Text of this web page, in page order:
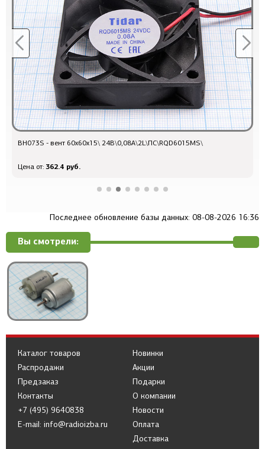
ВН073S - вент 60x60x15\ 24В\0,08А\2L\ПС\RQD6015MS\
Цена от: 362.4 руб.
Последнее обновление базы данных: 08-08-2026 16:36
Вы смотрели:
Каталог товаров
Распродажи
Предзаказ
Новинки
Акции
Подарки
Контакты
+7 (495) 9640838
E-mail: info@radioizba.ru
О компании
Новости
Оплата
Доставка